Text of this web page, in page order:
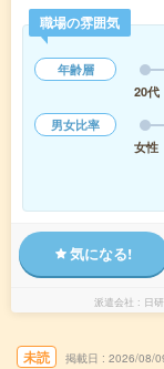
職場の雰囲気
年齢層
20代
男女比率
女性
気になる!
派遣会社 日
未読 掲載日 2026/08/